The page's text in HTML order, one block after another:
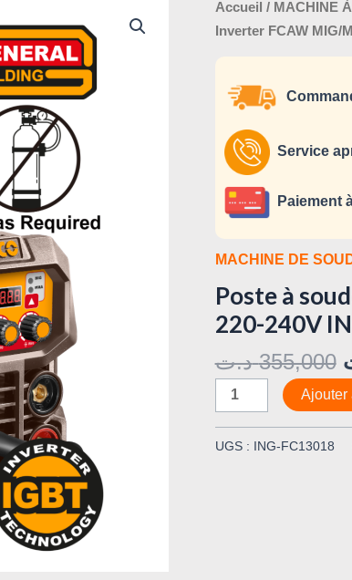
Accueil / MACHINE
Inverter FCAW MIG/
Service
Paiement
MACHINE DE
Poste à
220-240V
355,000 د.ت
quantité
de
souder
FCAW
MIG/MMA
130A
220-
INGCO
ING-
FC13018
Ajouter
UGS : ING-FC13018